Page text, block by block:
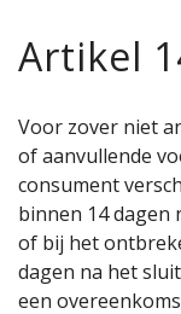
Artikel
Voor zover niet
of aanvullende
consument
binnen 14 dagen
of bij het
dagen na het
een